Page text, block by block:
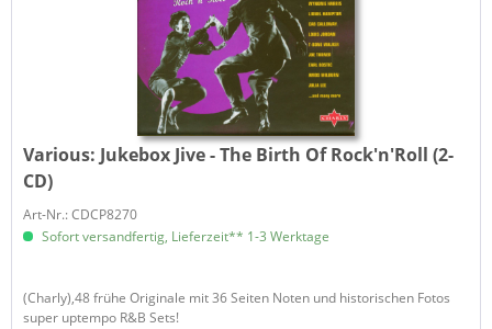
Various:Jukebox Jive - The Birth Of Rock'n'Roll (2-
CD)
Art-Nr.: CDCP8270
Sofort versandfertig, Lieferzeit** 1-3 Werktage
(Charly),48 frühe Originale mit 36 Seiten Noten und historischen Fotos
super uptempo R&B Sets!